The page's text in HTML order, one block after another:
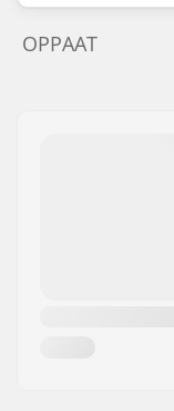
OPPAAT